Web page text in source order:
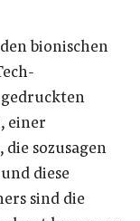
bionischen
einer
sozusagen
diese
sind die